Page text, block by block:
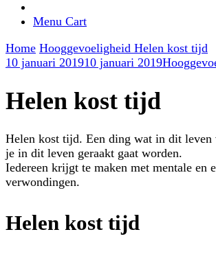
Menu Cart
Home Hooggevoeligheid Helen kost tijd
10 januari 201910 januari 2019
Helen kost tijd
Helen kost tijd. Een ding wat in dit leven
je in dit leven geraakt gaat worden.
Iedereen krijgt te maken met mentale en
verwondingen.
Helen kost tijd